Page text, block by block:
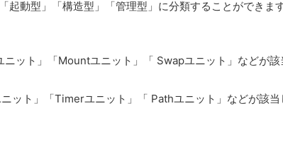
起動型」「構造型」「管理型」に分類することができます
ット」「Mountユニット」「 Swapユニット」などが
ット」「Timerユニット」「 Pathユニット」などが該